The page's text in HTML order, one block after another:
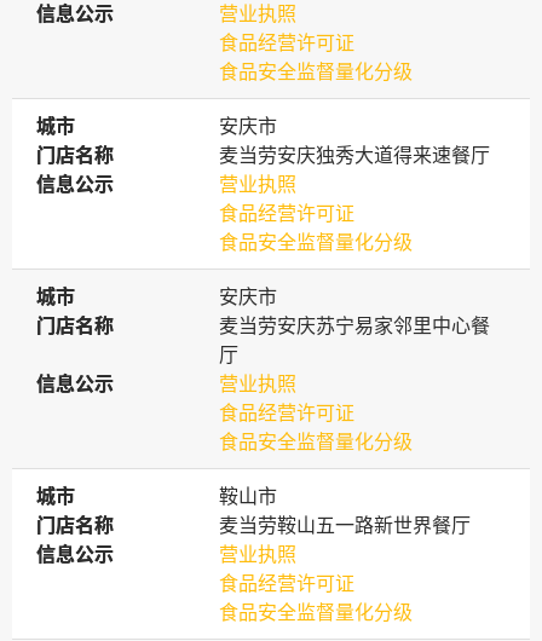
信息公示
信息公示
营业执照
食品经营许可证
食品安全监督量化分级
城市
城市
安庆市
门店名称
门店名称
麦当劳安庆独秀大道得来速餐厅
信息公示
信息公示
营业执照
食品经营许可证
食品安全监督量化分级
城市
城市
安庆市
门店名称
门店名称
麦当劳安庆苏宁易家邻里中心餐
厅
信息公示
信息公示
营业执照
食品经营许可证
食品安全监督量化分级
城市
城市
鞍山市
门店名称
门店名称
麦当劳鞍山五一路新世界餐厅
信息公示
信息公示
营业执照
食品经营许可证
食品安全监督量化分级